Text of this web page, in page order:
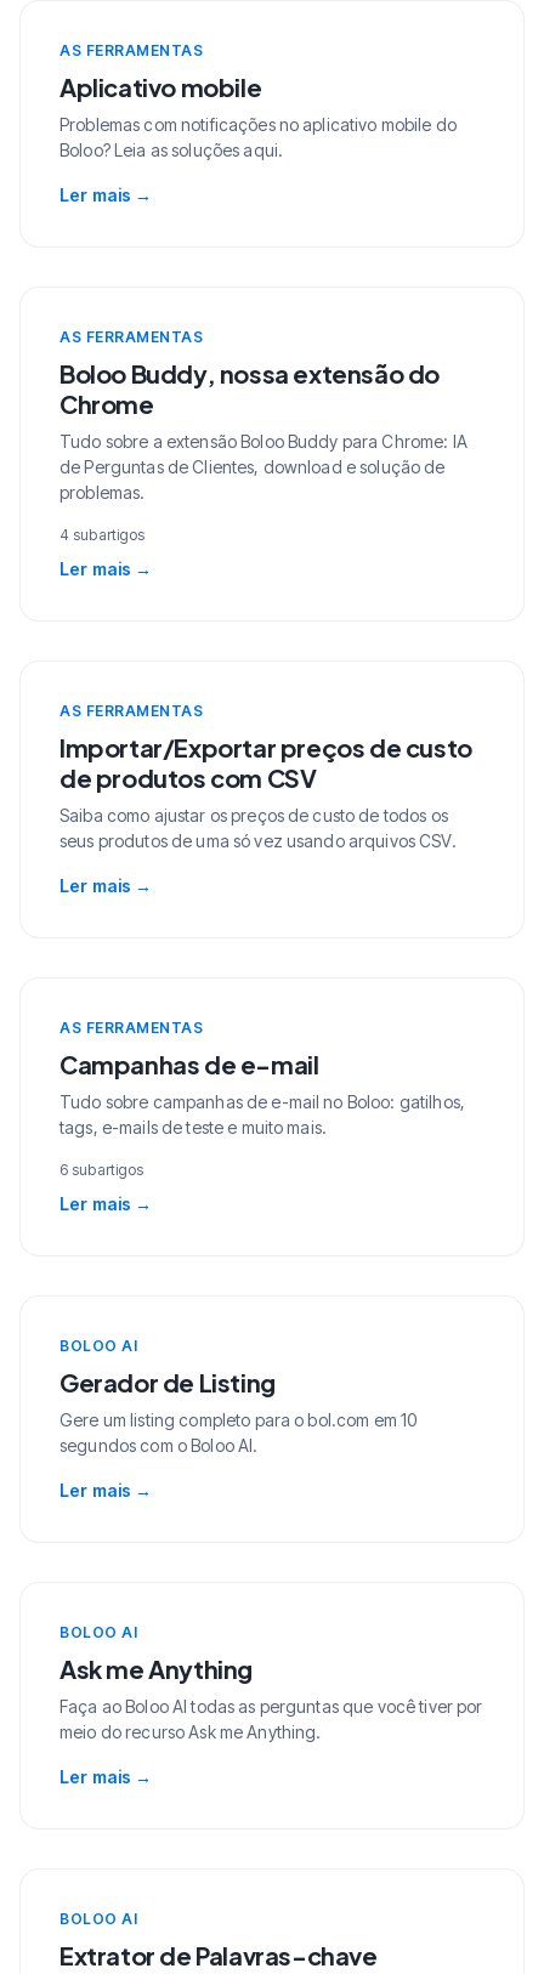
AS FERRAMENTAS
Aplicativo mobile
Problemas com notificações no aplicativo mobile do
Boloo? Leia as soluções aqui.
Ler mais →
AS FERRAMENTAS
Boloo Buddy, nossa extensão do
Chrome
Tudo sobre a extensão Boloo Buddy para Chrome: IA
de Perguntas de Clientes, download e solução de
problemas.
4 subartigos
Ler mais →
AS FERRAMENTAS
Importar/Exportar preços de custo
de produtos com CSV
Saiba como ajustar os preços de custo de todos os
seus produtos de uma só vez usando arquivos CSV.
Ler mais →
AS FERRAMENTAS
Campanhas de e-mail
Tudo sobre campanhas de e-mail no Boloo: gatilhos,
tags, e-mails de teste e muito mais.
6 subartigos
Ler mais →
BOLOO AI
Gerador de Listing
Gere um listing completo para o bol.com em 10
segundos com o Boloo AI.
Ler mais →
BOLOO AI
Ask me Anything
Faça ao Boloo AI todas as perguntas que você tiver por
meio do recurso Ask me Anything.
Ler mais →
BOLOO AI
Extrator de Palavras-chave